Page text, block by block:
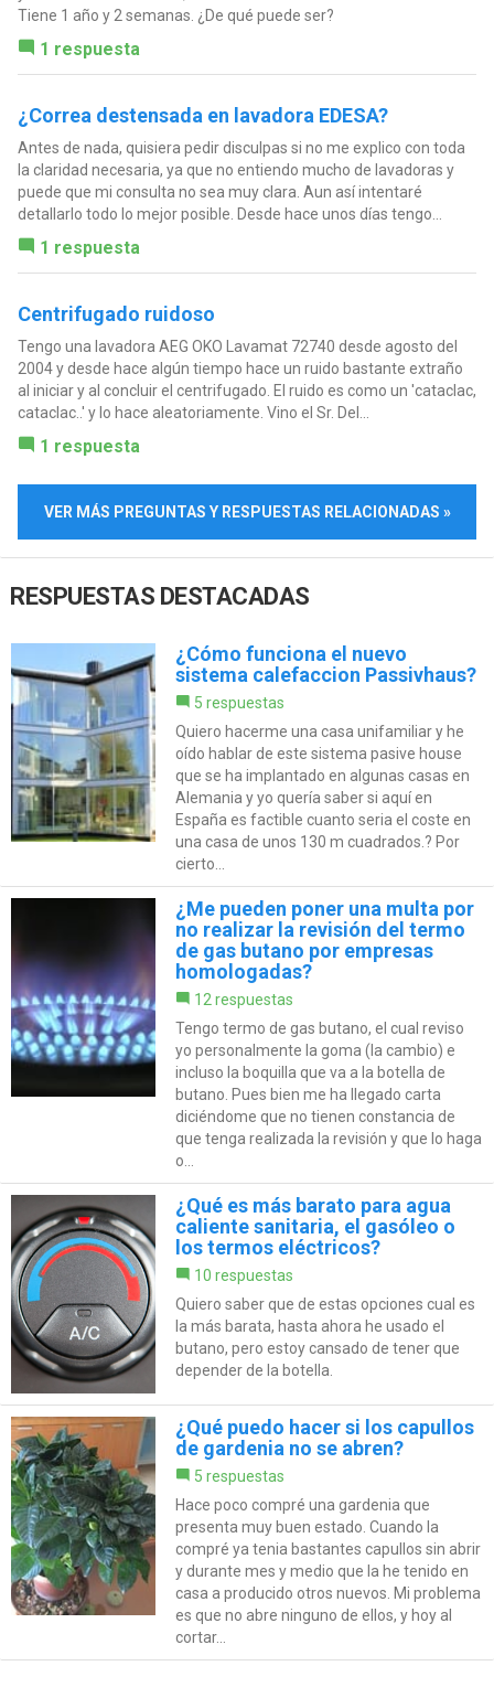
Tiene 1 año y 2 semanas. ¿De qué puede ser?
1 respuesta
¿Correa destensada en lavadora EDESA?
Antes de nada, quisiera pedir disculpas si no me explico con toda
la claridad necesaria, ya que no entiendo mucho de lavadoras y
puede que mi consulta no sea muy clara. Aun así intentaré
detallarlo todo lo mejor posible. Desde hace unos días tengo...
1 respuesta
Centrifugado ruidoso
Tengo una lavadora AEG OKO Lavamat 72740 desde agosto del
2004 y desde hace algún tiempo hace un ruido bastante extraño
al iniciar y al concluir el centrifugado. El ruido es como un 'cataclac,
cataclac..' y lo hace aleatoriamente. Vino el Sr. Del...
1 respuesta
VER MÁS PREGUNTAS Y RESPUESTAS RELACIONADAS »
RESPUESTAS DESTACADAS
¿Cómo funciona el nuevo
sistema calefaccion Passivhaus?
5 respuestas
Quiero hacerme una casa unifamiliar y he
oído hablar de este sistema pasive house
que se ha implantado en algunas casas en
Alemania y yo quería saber si aquí en
España es factible cuanto seria el coste en
una casa de unos 130 m cuadrados.? Por
cierto...
¿Me pueden poner una multa por
no realizar la revisión del termo
de gas butano por empresas
homologadas?
12 respuestas
Tengo termo de gas butano, el cual reviso
yo personalmente la goma (la cambio) e
incluso la boquilla que va a la botella de
butano. Pues bien me ha llegado carta
diciéndome que no tienen constancia de
que tenga realizada la revisión y que lo haga
o...
¿Qué es más barato para agua
caliente sanitaria, el gasóleo o
los termos eléctricos?
10 respuestas
Quiero saber que de estas opciones cual es
la más barata, hasta ahora he usado el
butano, pero estoy cansado de tener que
depender de la botella.
¿Qué puedo hacer si los capullos
de gardenia no se abren?
5 respuestas
Hace poco compré una gardenia que
presenta muy buen estado. Cuando la
compré ya tenia bastantes capullos sin abrir
y durante mes y medio que la he tenido en
casa a producido otros nuevos. Mi problema
es que no abre ninguno de ellos, y hoy al
cortar...